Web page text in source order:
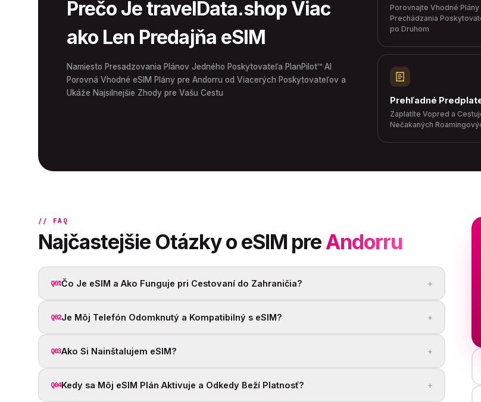
Prečo Je travelData.shop Viac
ako Len Predajňa eSIM
Namiesto Presadzovania Plánov Jedného Poskytovateľa PlanPilot™ AI
Porovná Vhodné eSIM Plány pre Andorru od Viacerých Poskytovateľov a
Ukáže Najsilnejšie Zhody pre Vašu Cestu
Porovnajte Vhodné Plány
Prechádzania
po Druhom
Prehľadné
Zaplatíte Vopred a
Nečakaných
// FAQ
Najčastejšie Otázky o eSIM preAndorru
Q01Čo Je eSIM a Ako Funguje pri Cestovaní do Zahraničia? +
Q02Je Môj Telefón Odomknutý a Kompatibilný s eSIM? +
Q03Ako Si Nainštalujem eSIM? +
Q04Kedy sa Môj eSIM Plán Aktivuje a Odkedy Beží Platnosť? +